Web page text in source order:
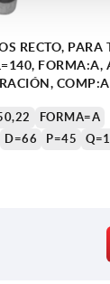
RECTO, PARA
FORMA:A,
FORMA=A
D=66 P=45